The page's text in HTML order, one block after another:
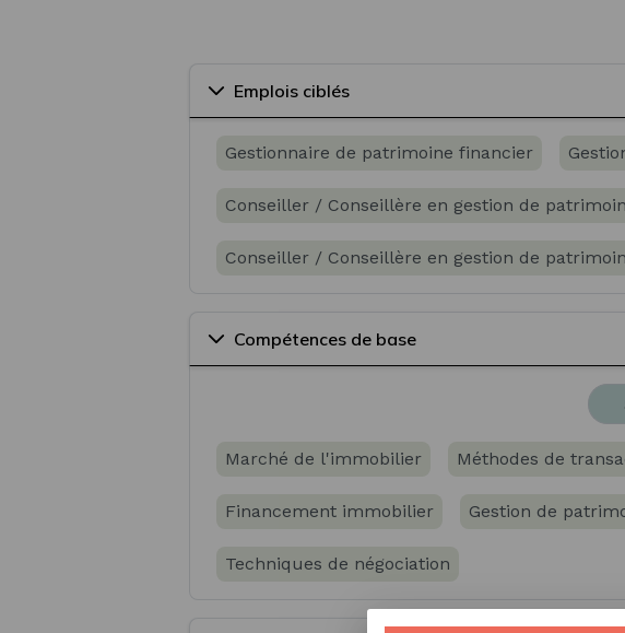
Emplois ciblés
Gestionnaire de patrimoine financier
Conseiller / Conseillère en gestion de
Conseiller / Conseillère en gestion de
Compétences de base
Marché de l'immobilier Méthodes de
Financement immobilier Gestion de
Techniques de négociation